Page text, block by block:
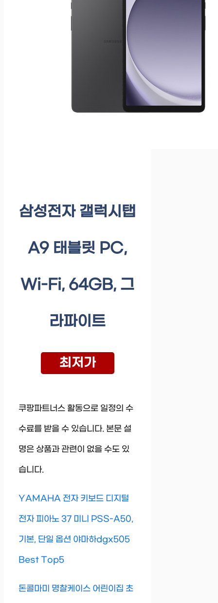
삼성전자 갤럭시탭
A9 태블릿 PC,
Wi-Fi, 64GB, 그
라파이트
최저가
쿠팡파트너스 활동으로 일정의 수
수료를 받을 수 있습니다. 본문 설
명은 상품과 관련이 없을 수도 있
습니다.
YAMAHA 전자 키보드 디지털
전자 피아노 37 미니 PSS-A50,
기본, 단일 옵션 야마하dgx505
Best Top5
돈콜마미 명찰케이스 어린이집 초